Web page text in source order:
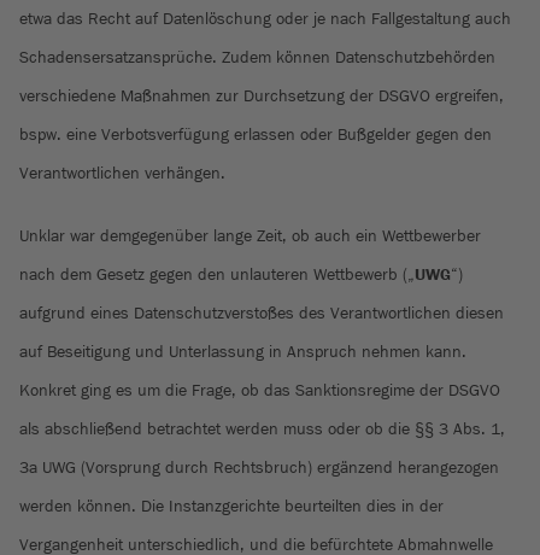
etwa das Recht auf Datenlöschung oder je nach Fallgestaltung auch
Schadensersatzansprüche. Zudem können Datenschutzbehörden
verschiedene Maßnahmen zur Durchsetzung der DSGVO ergreifen,
bspw. eine Verbotsverfügung erlassen oder Bußgelder gegen den
Verantwortlichen verhängen.
Unklar war demgegenüber lange Zeit, ob auch ein Wettbewerber
nach dem Gesetz gegen den unlauteren Wettbewerb („UWG“)
aufgrund eines Datenschutzverstoßes des Verantwortlichen diesen
auf Beseitigung und Unterlassung in Anspruch nehmen kann.
Konkret ging es um die Frage, ob das Sanktionsregime der DSGVO
als abschließend betrachtet werden muss oder ob die §§ 3 Abs. 1,
3a UWG (Vorsprung durch Rechtsbruch) ergänzend herangezogen
werden können. Die Instanzgerichte beurteilten dies in der
Vergangenheit unterschiedlich, und die befürchtete Abmahnwelle